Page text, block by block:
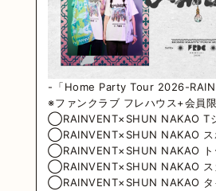
-「Home Party Tour 2026-
※ファンクラブ フレハウス+会員
◯RAINVENT×SHUN NAKAO T
◯RAINVENT×SHUN NAKAO ス
◯RAINVENT×SHUN NAKAO ト
◯RAINVENT×SHUN NAKAO ス
◯RAINVENT×SHUN NAKAO タ